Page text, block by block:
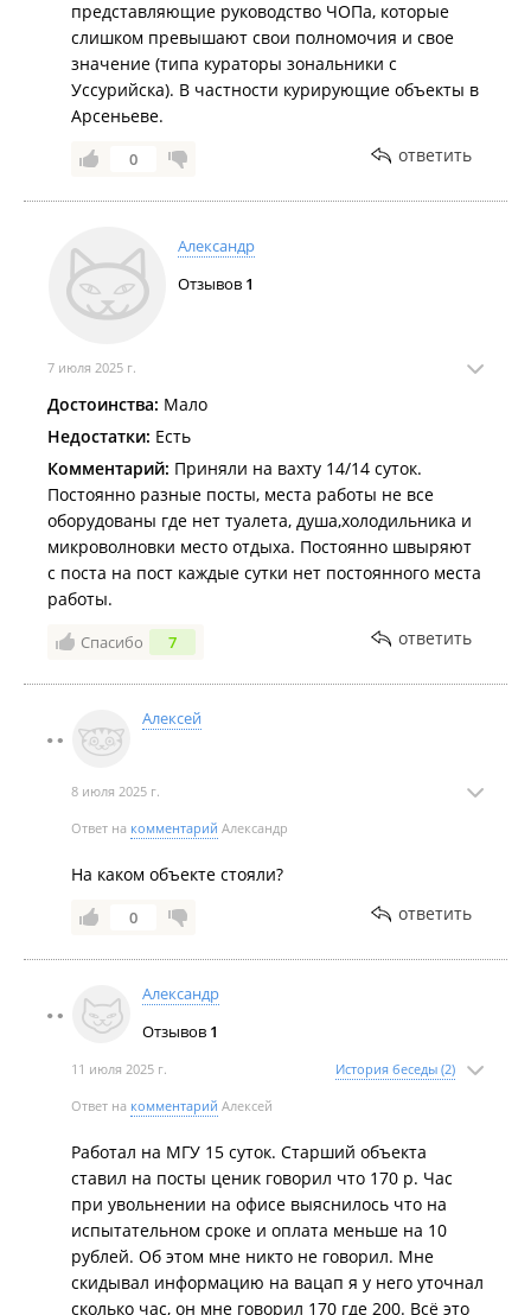
представляющие руководство ЧОПа, которые
слишком превышают свои полномочия и свое
значение (типа кураторы зональники с
Уссурийска). В частности курирующие объекты в
Арсеньеве.
0 ответить
Александр
Отзывов 1
7 июля 2025 г.
Достоинства: Мало
Недостатки: Есть
Комментарий: Приняли на вахту 14/14 суток.
Постоянно разные посты, места работы не все
оборудованы где нет туалета, душа,холодильника и
микроволновки место отдыха. Постоянно швыряют
с поста на пост каждые сутки нет постоянного места
работы.
Спасибо 7 ответить
Алексей
8 июля 2025 г.
Ответ на комментарий Александр
На каком объекте стояли?
0 ответить
Александр
Отзывов 1
11 июля 2025 г. История беседы (2)
Ответ на комментарий Алексей
Работал на МГУ 15 суток. Старший объекта
ставил на посты ценик говорил что 170 р. Час
при увольнении на офисе выяснилось что на
испытательном сроке и оплата меньше на 10
рублей. Об этом мне никто не говорил. Мне
скидывал информацию на вацап я у него уточнал
сколько час, он мне говорил 170 где 200. Всё это